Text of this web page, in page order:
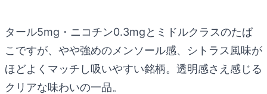
タール5mg・ニコチン0.3mgとミドルクラスのたば
こですが、やや強めのメンソール感、シトラス風味が
ほどよくマッチし吸いやすい銘柄。透明感さえ感じる
クリアな味わいの一品。